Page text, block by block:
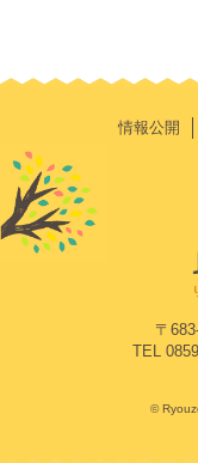
情報公開
〒
TEL
©